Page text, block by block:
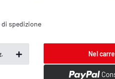
di spedizione
Nel